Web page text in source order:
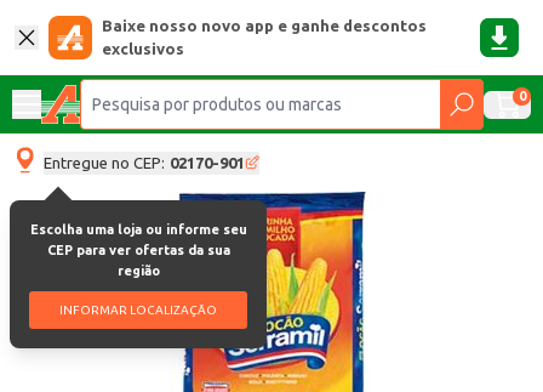
Baixe nosso novo app e ganhe descontos
exclusivos
0
Entregue no CEP: 02170-901
Escolha uma loja ou informe seu
CEP para ver ofertas da sua
região
INFORMAR LOCALIZAÇÃO